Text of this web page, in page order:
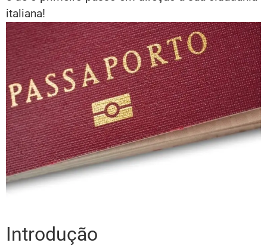
italiana!
Introdução